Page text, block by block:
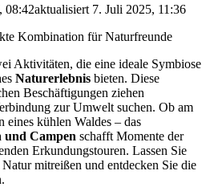
08:42aktualisiert 7. Juli 2025, 11:36
Aktivitäten, die eine ideale Symbiose
Naturerlebnis bieten. Diese
Beschäftigungen ziehen
zur Umwelt suchen. Ob am
eines kühlen Waldes – das
und Campen schafft Momente der
Erkundungstouren. Lassen Sie
mitreißen und entdecken Sie die